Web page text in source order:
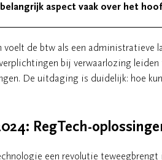
aspect vaak over het
de btw als een administratieve
bij verwaarlozing
De uitdaging is duidelijk: hoe
RegTech-
een revolutie